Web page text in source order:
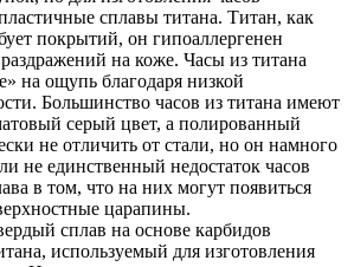
сплавы титана. Титан, как
покрытий, он гипоаллергенен
на коже. Часы из титана
на ощупь благодаря низкой
Большинство часов из титана имеют
серый цвет, а полированный
не отличить от стали, но он намного
не единственный недостаток часов
в том, что на них могут появиться
царапины.
сплав на основе карбидов
используемый для изготовления